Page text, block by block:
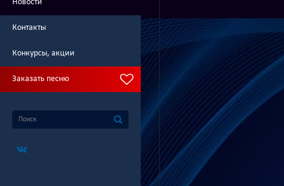
Новости
Контакты
Конкурсы, акции
Заказать песню